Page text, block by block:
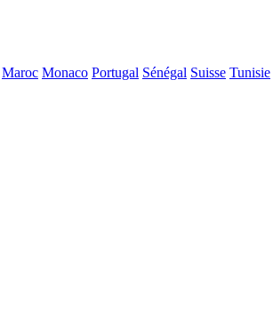
Maroc Monaco Portugal Sénégal Suisse Tunisie